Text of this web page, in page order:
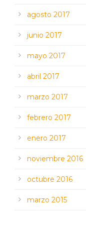
agosto 2017
junio 2017
mayo 2017
abril 2017
marzo 2017
febrero 2017
enero 2017
noviembre 2016
octubre 2016
marzo 2015